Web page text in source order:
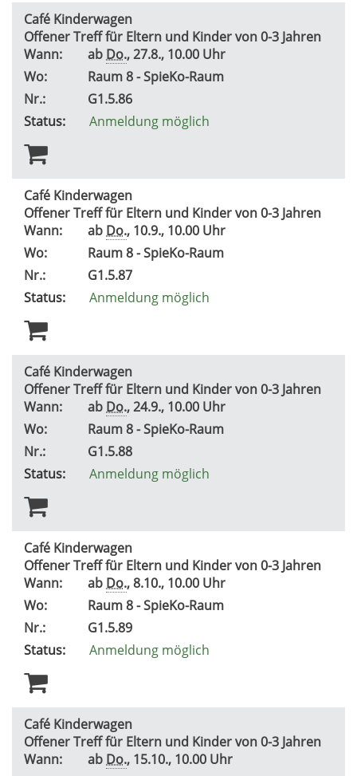
Café Kinderwagen
Offener Treff für Eltern und Kinder von 0-3 Jahren
Wann:
ab Do., 27.8., 10.00 Uhr
Wo:
Raum 8 - SpieKo-Raum
Nr.:
G1.5.86
Status:
Anmeldung möglich
Café Kinderwagen
Offener Treff für Eltern und Kinder von 0-3 Jahren
Wann:
ab Do., 10.9., 10.00 Uhr
Wo:
Raum 8 - SpieKo-Raum
Nr.:
G1.5.87
Status:
Anmeldung möglich
Café Kinderwagen
Offener Treff für Eltern und Kinder von 0-3 Jahren
Wann:
ab Do., 24.9., 10.00 Uhr
Wo:
Raum 8 - SpieKo-Raum
Nr.:
G1.5.88
Status:
Anmeldung möglich
Café Kinderwagen
Offener Treff für Eltern und Kinder von 0-3 Jahren
Wann:
ab Do., 8.10., 10.00 Uhr
Wo:
Raum 8 - SpieKo-Raum
Nr.:
G1.5.89
Status:
Anmeldung möglich
Café Kinderwagen
Offener Treff für Eltern und Kinder von 0-3 Jahren
Wann:
ab Do., 15.10., 10.00 Uhr